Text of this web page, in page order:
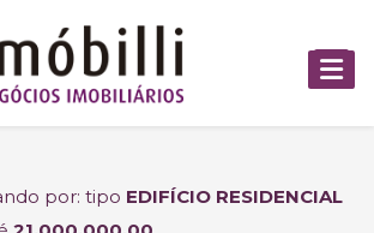
por: tipo EDIFÍCIO RESIDENCIAL